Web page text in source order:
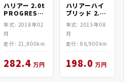
ハリアー 2.0t
PROGRESS
4WD
年式: 2018年02
月
走行: 21,800km
282.4 万円
ハリアーハイ
ブリッド 2.0
PREMIUM
4WD
年式: 2015年08
月
走行: 86,900km
198.0 万円